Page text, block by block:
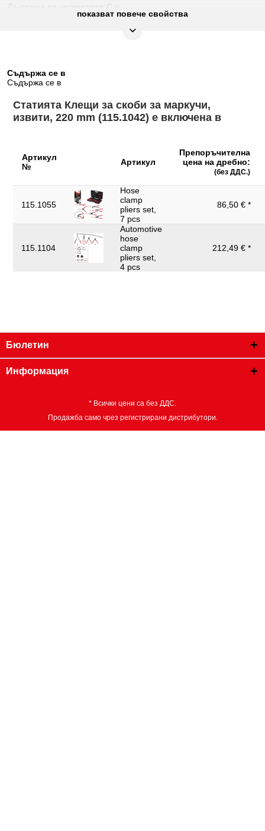
55
Най-фина хром-молибденова
обща:
Принадлежност: с подвижни притискащи челюсти
Ръкохватка: изолирана чрез потапяне дръжка
Съдържание на
Тегло в g: 210
наклонен под ъгъл 45°
Функции – атрибут 1: блокиращ се
Широчина на опаковката
106
показват повече свойства
Съдържа се в
Съдържа се в
Статията Клещи за скоби за маркучи,
извити, 220 mm (115.1042) е включена в
Артикул
№
Артикул
Препоръчителна
цена на дребно:
(без ДДС.)
115.1055
Hose
clamp
pliers set,
7 pcs
86,50 € *
115.1104
Automotive
hose
clamp
pliers set,
4 pcs
212,49 € *
Бюлетин
Информация
* Всички цени са без ДДС.
Продажба само чрез регистрирани дистрибутори.